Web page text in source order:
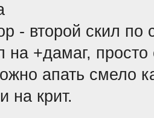
- второй скил по
на +дамаг,
апать смело
на крит.